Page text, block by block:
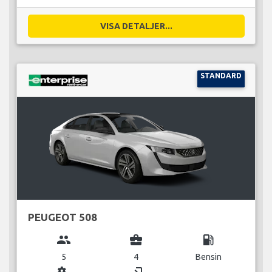
VISA DETALJER...
STANDARD
PEUGEOT 508
group
5
business_center
4
local_gas_station
Bensin